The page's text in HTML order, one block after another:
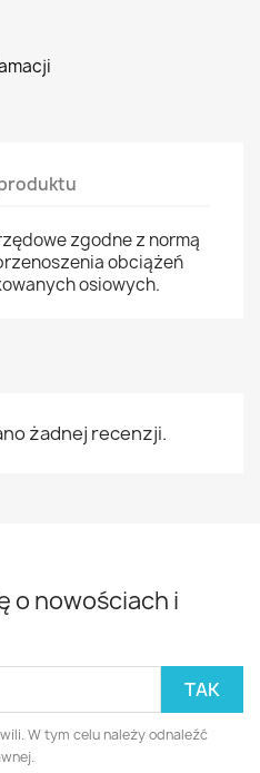
zgodne z normą
obciążeń
osiowych.
żadnej recenzji.
o nowościach i
W tym celu należy odnaleźć